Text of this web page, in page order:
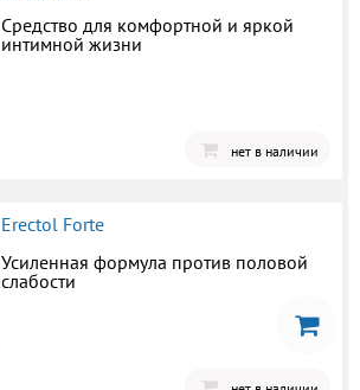
Средство для комфортной и яркой
интимной жизни
нет в наличии
Erectol Forte
Усиленная формула против половой
слабости